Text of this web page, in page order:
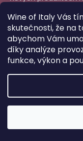
Wine of Italy Vás
skutečnosti, že na
abychom Vám
díky analýze
funkce, výkon a
E-mail
PŘIHLÁSIT SE